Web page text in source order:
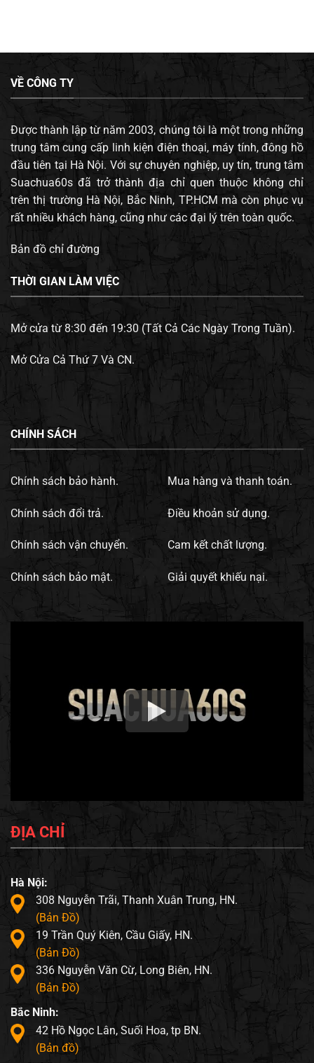
VỀ CÔNG TY
Được thành lập từ năm 2003, chúng tôi là một trong những
trung tâm cung cấp linh kiện điện thoại, máy tính, đông hồ
đầu tiên tại Hà Nội. Với sự chuyên nghiệp, uy tín, trung tâm
Suachua60s đã trở thành địa chỉ quen thuộc không chỉ
trên thị trường Hà Nội, Bắc Ninh, TP.HCM mà còn phục vụ
rất nhiều khách hàng, cũng như các đại lý trên toàn quốc.
Bản đồ chỉ đường
THỜI GIAN LÀM VIỆC
Mở cửa từ 8:30 đến 19:30 (Tất Cả Các Ngày Trong Tuần).
Mở Cửa Cả Thứ 7 Và CN.
CHÍNH SÁCH
Chính sách bảo hành.
Chính sách đổi trả.
Chính sách vận chuyển.
Chính sách bảo mật.
Mua hàng và thanh toán.
Điều khoản sử dụng.
Cam kết chất lượng.
Giải quyết khiếu nại.
ĐỊA CHỈ
Hà Nội:
308 Nguyễn Trãi, Thanh Xuân Trung, HN.
(Bản Đồ)
19 Trần Quý Kiên, Cầu Giấy, HN.
(Bản Đồ)
336 Nguyễn Văn Cừ, Long Biên, HN.
(Bản Đồ)
Bắc Ninh:
42 Hồ Ngọc Lân, Suối Hoa, tp BN.
(Bản đồ)